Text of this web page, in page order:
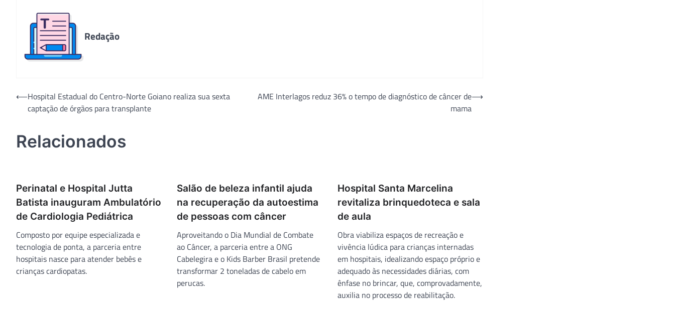
Redação
Navegação
⟵Hospital Estadual do Centro-Norte Goiano realiza sua sexta
captação de órgãos para transplante
AME Interlagos reduz 36% o tempo de diagnóstico de câncer de
mama
⟶
Relacionados
Perinatal e Hospital Jutta
Batista inauguram Ambulatório
de Cardiologia Pediátrica
Composto por equipe especializada e
tecnologia de ponta, a parceria entre
hospitais nasce para atender bebês e
crianças cardiopatas.
Salão de beleza infantil ajuda
na recuperação da autoestima
de pessoas com câncer
Aproveitando o Dia Mundial de Combate
ao Câncer, a parceria entre a ONG
Cabelegira e o Kids Barber Brasil pretende
transformar 2 toneladas de cabelo em
perucas.
Hospital Santa Marcelina
revitaliza brinquedoteca e sala
de aula
Obra viabiliza espaços de recreação e
vivência lúdica para crianças internadas
em hospitais, idealizando espaço próprio e
adequado às necessidades diárias, com
ênfase no brincar, que, comprovadamente,
auxilia no processo de reabilitação.